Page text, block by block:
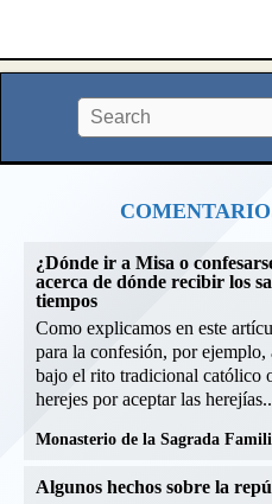
¿Dónde ir a Misa o
acerca de dónde recibir los
tiempos
Como explicamos en este
para la confesión, por ejemplo,
bajo el rito tradicional católico
herejes por aceptar las
Monasterio de la Sagrada
Algunos hechos sobre la